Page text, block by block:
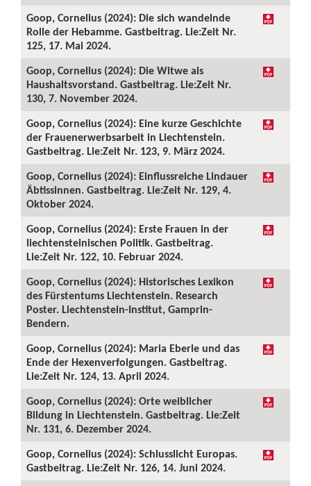
Goop, Cornelius (2024): Die sich wandelnde
Rolle der Hebamme. Gastbeitrag. Lie:Zeit Nr.
125, 17. Mai 2024.
Goop, Cornelius (2024): Die Witwe als
Haushaltsvorstand. Gastbeitrag. Lie:Zeit Nr.
130, 7. November 2024.
Goop, Cornelius (2024): Eine kurze Geschichte
der Frauenerwerbsarbeit in Liechtenstein.
Gastbeitrag. Lie:Zeit Nr. 123, 9. März 2024.
Goop, Cornelius (2024): Einflussreiche Lindauer
Äbtissinnen. Gastbeitrag. Lie:Zeit Nr. 129, 4.
Oktober 2024.
Goop, Cornelius (2024): Erste Frauen in der
liechtensteinischen Politik. Gastbeitrag.
Lie:Zeit Nr. 122, 10. Februar 2024.
Goop, Cornelius (2024): Historisches Lexikon
des Fürstentums Liechtenstein. Research
Poster. Liechtenstein-Institut, Gamprin-
Bendern.
Goop, Cornelius (2024): Maria Eberle und das
Ende der Hexenverfolgungen. Gastbeitrag.
Lie:Zeit Nr. 124, 13. April 2024.
Goop, Cornelius (2024): Orte weiblicher
Bildung in Liechtenstein. Gastbeitrag. Lie:Zeit
Nr. 131, 6. Dezember 2024.
Goop, Cornelius (2024): Schlusslicht Europas.
Gastbeitrag. Lie:Zeit Nr. 126, 14. Juni 2024.